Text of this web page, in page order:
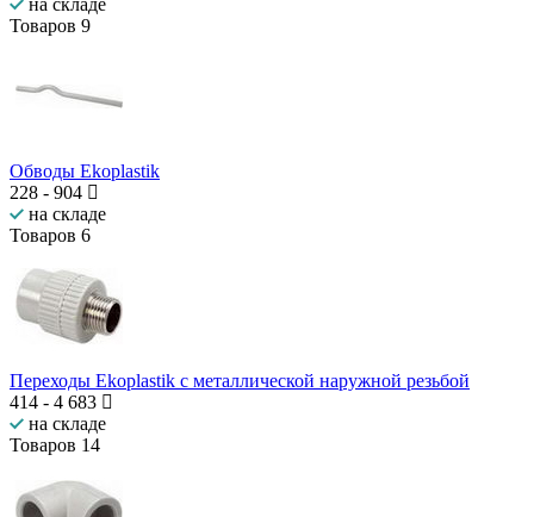
Товаров 9
Обводы Ekoplastik
228 - 904
на складе
Товаров 6
Переходы Ekoplastik с металлической наружной резьбой
414 - 4 683
на складе
Товаров 14